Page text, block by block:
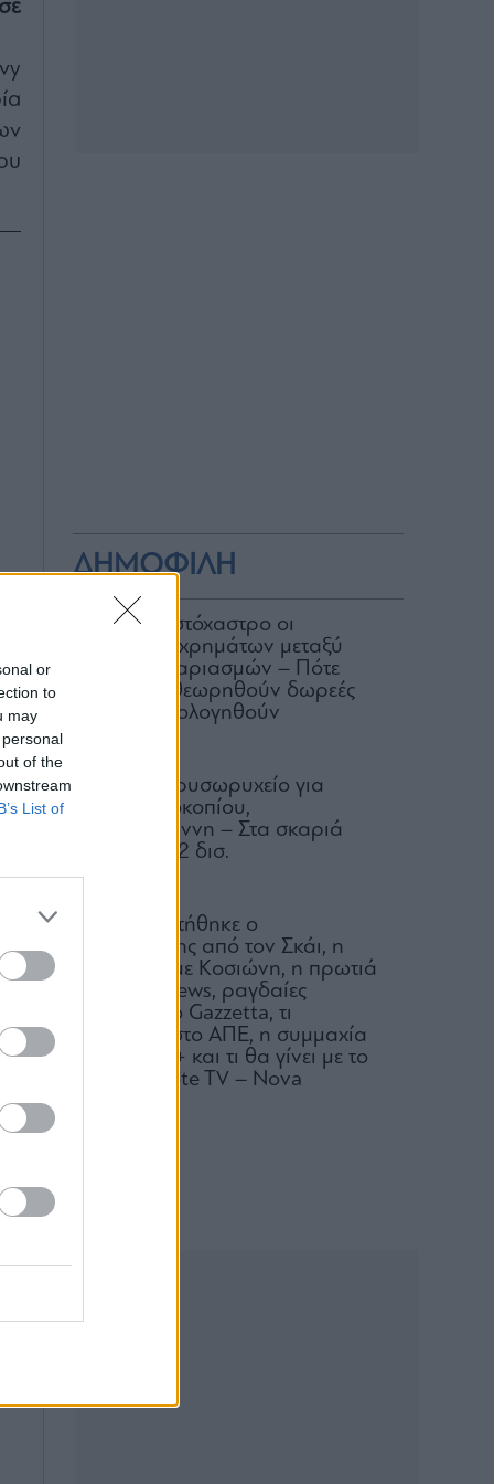
or
to
may
of the
List of
ΔΗΜΟΦΙΛΗ
ΑΑΔΕ: Στο στόχαστρο οι
μεταφορές χρημάτων μεταξύ
κοινών λογαριασμών – Πότε
μπορεί να θεωρηθούν δωρεές
και να φορολογηθούν
Μαρίνες: Χρυσωρυχείο για
Λάτση, Προκοπίου,
Βαρδινογιάννη – Στα σκαριά
επενδύσεις 2 δισ.
08.08.2026
Γιατί παραιτήθηκε ο
Δημητριάδης από τον Σκάι, η
ανατροπή με Κοσιώνη, η πρωτιά
του mononews, ραγδαίες
εξελίξεις στο Gazzetta, τι
συμβαίνει στο ΑΠΕ, η συμμαχία
στον ΑΝΤ1+ και τι θα γίνει με το
deal Cosmote TV – Nova